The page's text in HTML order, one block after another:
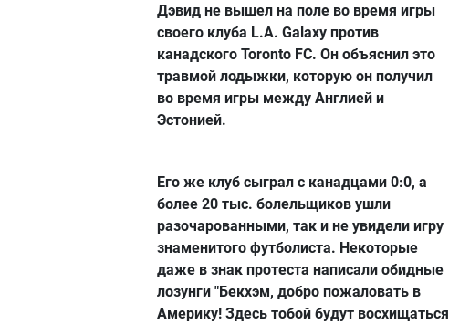
Дэвид не вышел на поле во время игры
своего клуба L.A. Galaxy против
канадского Toronto FC. Он объяснил это
травмой лодыжки, которую он получил
во время игры между Англией и
Эстонией.
Его же клуб сыграл с канадцами 0:0, а
более 20 тыс. болельщиков ушли
разочарованными, так и не увидели игру
знаменитого футболиста. Некоторые
даже в знак протеста написали обидные
лозунги "Бекхэм, добро пожаловать в
Америку! Здесь тобой будут восхищаться